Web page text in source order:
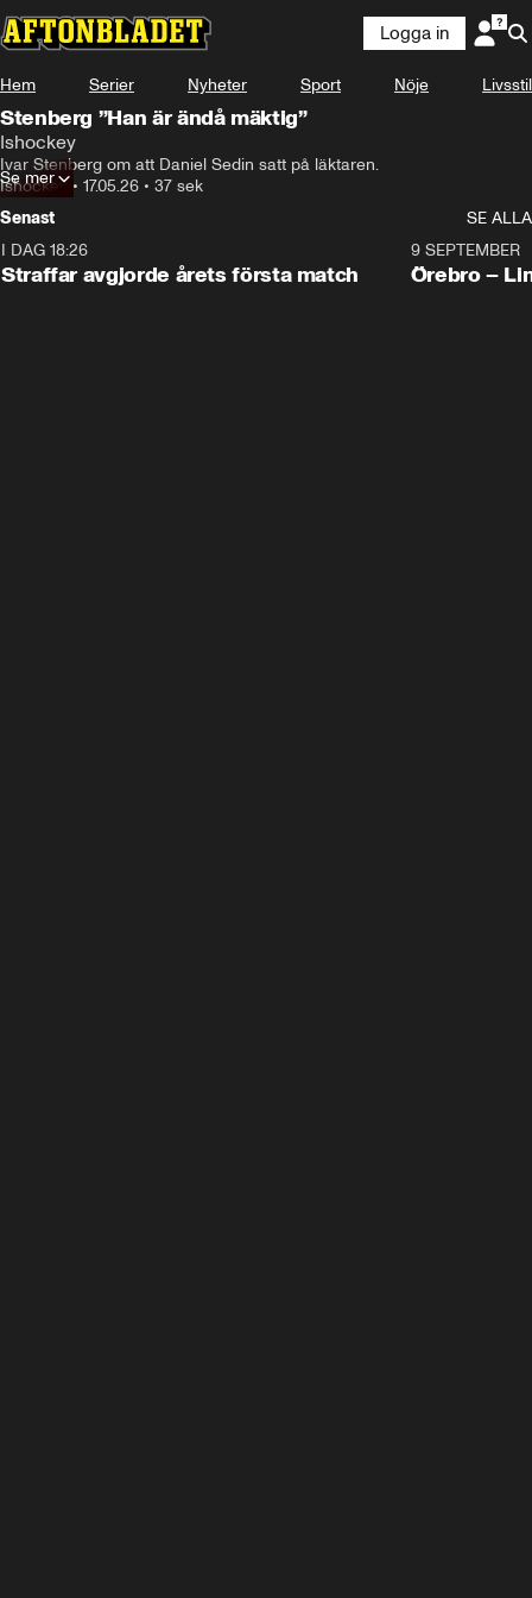
Logga in
Hem Serier Nyheter Sport Nöje Livsstil
Stenberg ”Han är ändå mäktig”
Ishockey
Ishockey• 17.05.26 • 37 sek
Se mer
Senast
SE ALLA
I DAG 18:26
Straffar avgjorde årets första match
Plus
9 SEPTEMBER
Örebro –